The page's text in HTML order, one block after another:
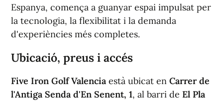
Espanya, comença a guanyar espai impulsat per
la tecnologia, la flexibilitat i la demanda
d'experiències més completes.
Ubicació, preus i accés
Five Iron Golf Valencia està ubicat en Carrer de
l'Antiga Senda d'En Senent, 1, al barri de El Pla